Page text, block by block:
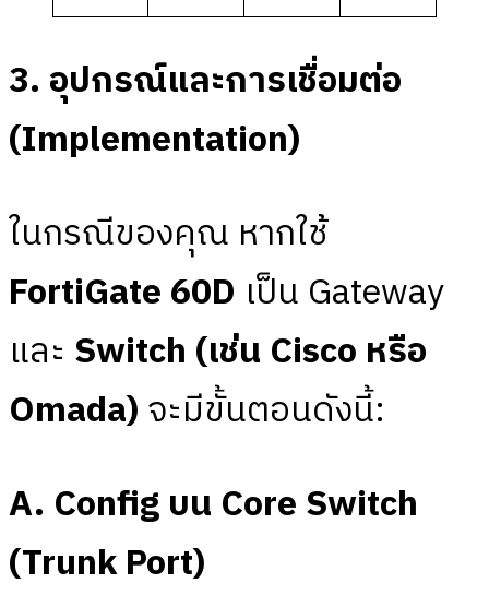
3. อุปกรณ์และการเชื่อมต่อ
(Implementation)
ในกรณีของคุณ หากใช้
FortiGate 60D เป็น Gateway
และ Switch (เช่น Cisco หรือ
Omada)จะมีขั้นตอนดังนี้:
A. Config บน Core Switch
(Trunk Port)